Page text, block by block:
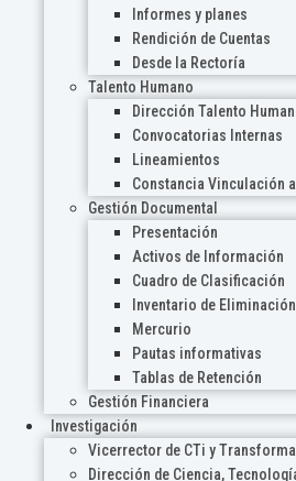
Informes y planes
Rendición de Cuentas
Desde la Rectoría
Talento Humano
Dirección Talento
Convocatorias Internas
Lineamientos
Constancia Vinculación
Gestión Documental
Presentación
Activos de Información
Cuadro de Clasificación
Inventario de Eliminación
Mercurio
Pautas informativas
Tablas de Retención
Gestión Financiera
Investigación
Vicerrector de CTi y
Dirección de Ciencia,